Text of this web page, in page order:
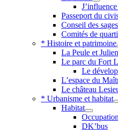
Passeport du
Conseil des sages
Comités de
* Histoire et patrimoine
La Peule et
Le parc du Fort
Le
L’espace du
Le château
* Urbanisme et habitat
Habitat
DK’bus